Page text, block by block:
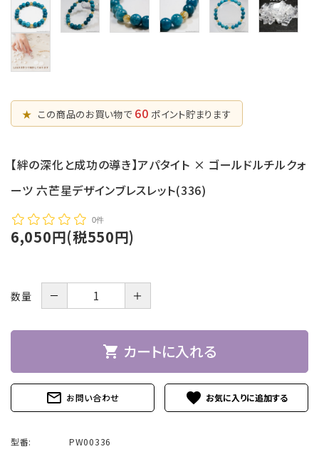
11月誕生石
ピアス・イヤリ
ング【星のひとし
ずく】
プライバシーポリシー
お問い合わせ
★ この商品のお買い物で 60 ポイント貯まります
【絆の深化と成功の導き】アパタイト × ゴールドルチルクォ
ーツ 六芒星デザインブレスレット(336)
0件
6,050円(税550円)
数量 － ＋
shopping_cart カートに入れる
mail_outline お問い合わせ favorite
型番: PW00336